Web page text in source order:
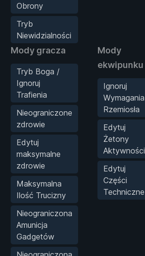
Obrony
Tryb
Niewidzialności
Mody gracza
Tryb Boga /
Ignoruj
Trafienia
Nieograniczone
zdrowie
Edytuj
maksymalne
zdrowie
Maksymalna
Ilość Trucizny
Nieograniczona
Amunicja
Gadgetów
Mody
ekwipunku
Ignoruj
Wymagania
Rzemiosła
Edytuj
Żetony
Aktywności
Edytuj
Części
Techniczne